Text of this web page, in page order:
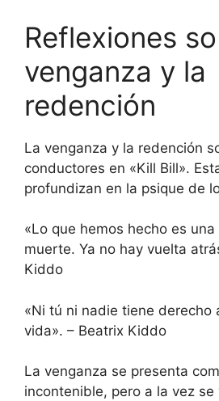
Reflexiones
venganza y la
redención
La venganza y la redención
conductores en «Kill Bill».
profundizan en la psique de
«Lo que hemos hecho es
muerte. Ya no hay vuelta
Kiddo
«Ni tú ni nadie tiene derecho
vida». – Beatrix Kiddo
La venganza se presenta
incontenible, pero a la vez se